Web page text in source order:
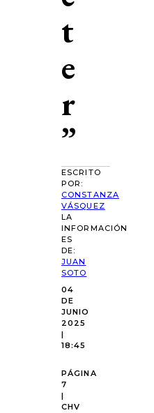
t
e
r
”
ESCRITO
POR:
CONSTANZA
VÁSQUEZ
LA
INFORMACIÓN
ES
DE:
JUAN
SOTO
04
DE
JUNIO
2025
|
18:45
PÁGINA
7
|
CHV